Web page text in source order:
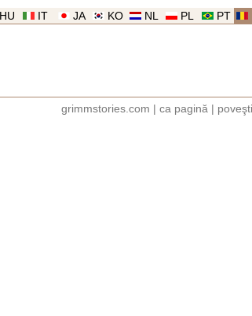
PT
PL
NL
KO
JA
IT
HU
grimmstories.com ca pagină